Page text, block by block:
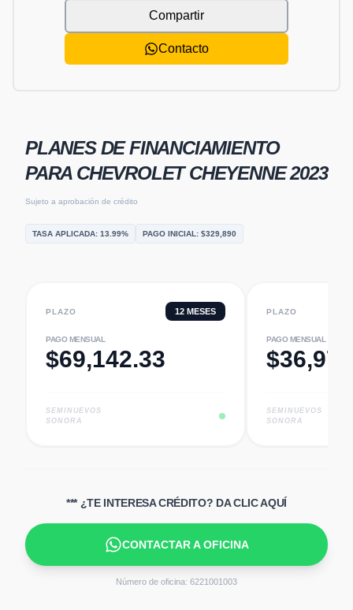
Compartir
Contacto
PLANES DE FINANCIAMIENTO
PARA CHEVROLET CHEYENNE 2023
Sujeto a aprobación de crédito
TASA APLICADA: 13.99% PAGO INICIAL: $329,890
PLAZO 12 MESES
PAGO MENSUAL
$69,142.33
SEMINUEVOS
SONORA
PLAZO
PAGO MENSUAL
$
SEMINUEVOS
SONORA
*** ¿TE INTERESA CRÉDITO? DA CLIC AQUÍ
CONTACTAR A OFICINA
Número de oficina: 6221001003